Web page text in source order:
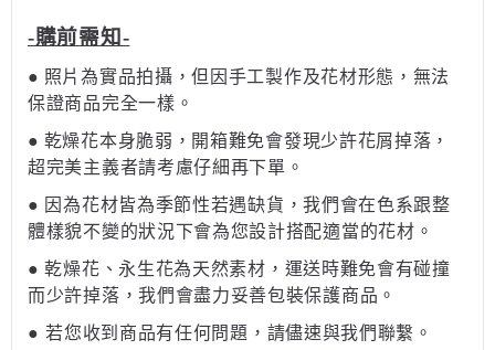
-購前需知-
● 照片為實品拍攝，但因手工製作及花材形態，無法
保證商品完全一樣。
● 乾燥花本身脆弱，開箱難免會發現少許花屑掉落，
超完美主義者請考慮仔細再下單。
● 因為花材皆為季節性若遇缺貨，我們會在色系跟整
體樣貌不變的狀況下會為您設計搭配適當的花材。
● 乾燥花、永生花為天然素材，運送時難免會有碰撞
而少許掉落，我們會盡力妥善包裝保護商品。
●若您收到商品有任何問題，請儘速與我們聯繫。